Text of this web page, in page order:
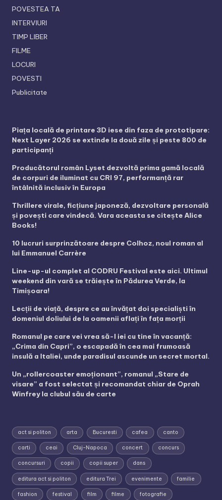
POVESTEA TA
INTERVIURI
TIMP LIBER
FILME
LOCURI
POVESTI
Publicitate
Piața locală de printare 3D iese din faza de prototipare:
Next Layer 2026 se extinde la două zile și peste 800 de
participanți
Producătorul român Lyset dezvoltă prima gamă locală
de corpuri de iluminat cu CRI 97, performanță rar
întâlnită inclusiv în Europa
Thrillere virale, ficțiune japoneză, dezvoltare personală
și povești care vindecă. Vara aceasta se citește Alice
Books!
10 lucruri surprinzătoare despre Colhoz, noul roman al
lui Emmanuel Carrère
Line-up-ul complet al CODRU Festival este aici. Ultimul
weekend din vară se trăiește în Pădurea Verde, la
Timișoara!
Lecții de viață, despre ce au învățat doi specialiști în
domeniul doliului de la oamenii aflați în fața morții
Romanul pe care vei vrea să-l iei cu tine în vacanță:
„Crima din Capri”, o escapadă în cea mai frumoasă
insulă a Italiei, unde paradisul ascunde un secret mortal.
Un „rollercoaster emoționant”, romanul „Stare de
visare” a fost selectat și recomandat chiar de Oprah
Winfrey la clubul său de carte
act si politon arta Bucuresti cafea canto
carti ceai Cluj-Napoca concert concurs
concursuri copii copii super dans
editura act si politon editura Trei evenimente familie
fashion festival film filme fotografie